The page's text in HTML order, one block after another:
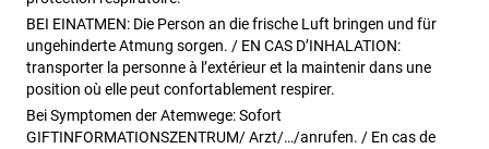
BEI EINATMEN: Die Person an die frische Luft bringen und für
ungehinderte Atmung sorgen. / EN CAS D’INHALATION:
transporter la personne à l’extérieur et la maintenir dans une
position où elle peut confortablement respirer.
Bei Symptomen der Atemwege: Sofort
GIFTINFORMATIONSZENTRUM/ Arzt/…/anrufen. / En cas de